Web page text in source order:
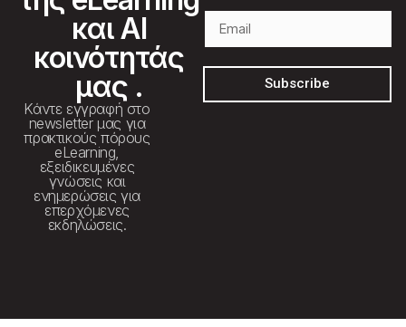
και AI
κοινότητάς
μας .
Κάντε εγγραφή στο
newsletter μας για
πρακτικούς πόρους
eLearning,
εξειδικευμένες
γνώσεις και
ενημερώσεις για
επερχόμενες
εκδηλώσεις.
Subscribe